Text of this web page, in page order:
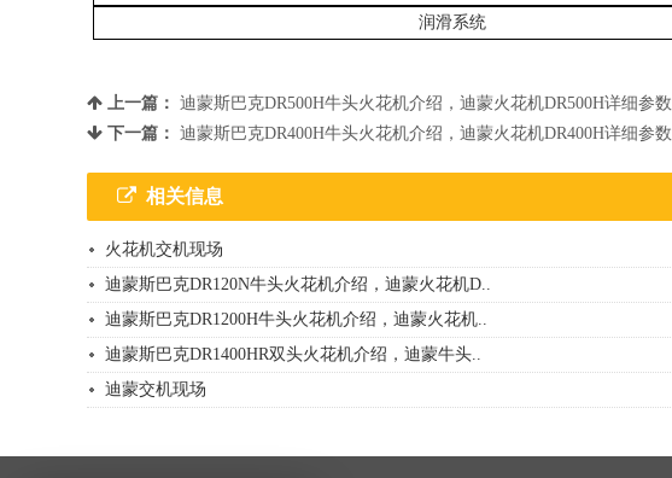
润滑系统
上一篇： 迪蒙斯巴克DR500H牛头火花机介绍，迪蒙火花机DR500H详细参数
下一篇： 迪蒙斯巴克DR400H牛头火花机介绍，迪蒙火花机DR400H详细参数
相关信息
火花机交机现场
迪蒙斯巴克DR120N牛头火花机介绍，迪蒙火花机D..
迪蒙斯巴克DR1200H牛头火花机介绍，迪蒙火花机..
迪蒙斯巴克DR1400HR双头火花机介绍，迪蒙牛头..
迪蒙交机现场